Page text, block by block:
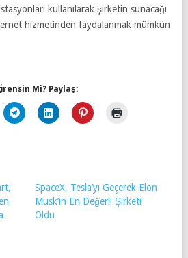
kullanılarak şirketin sunacağı
hizmetinden faydalanmak mümkün
Mi? Paylaş:
SpaceX, Tesla’yı Geçerek Elon
Musk’ın En Değerli Şirketi
Oldu